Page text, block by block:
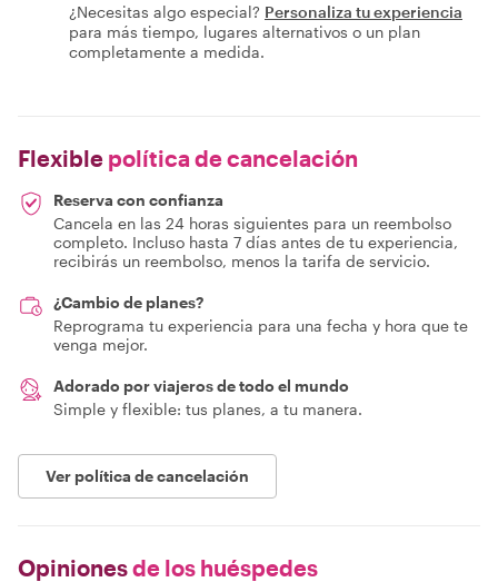
¿Necesitas algo especial? Personaliza tu experiencia
para más tiempo, lugares alternativos o un plan
completamente a medida.
Flexible política de cancelación
Reserva con confianza
Cancela en las 24 horas siguientes para un reembolso
completo. Incluso hasta 7 días antes de tu experiencia,
recibirás un reembolso, menos la tarifa de servicio.
¿Cambio de planes?
Reprograma tu experiencia para una fecha y hora que te
venga mejor.
Adorado por viajeros de todo el mundo
Simple y flexible: tus planes, a tu manera.
Ver política de cancelación
Opinionesde los huéspedes